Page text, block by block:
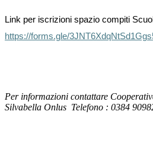
Link per iscrizioni spazio compiti
https://forms.gle/
Per informazioni contattare
Silvabella Onlus Telefono : 0384